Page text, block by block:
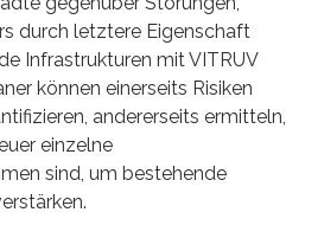
durch letztere Eigenschaft
Infrastrukturen mit VITRUV
können einerseits Risiken
andererseits ermitteln,
einzelne
sind, um bestehende